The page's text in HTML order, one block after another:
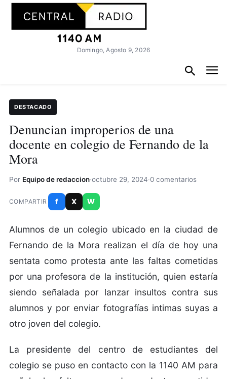
Domingo, Agosto 9, 2026
DESTACADO
Denuncian improperios de una
docente en colegio de Fernando de la
Mora
Por Equipo de redaccion·octubre 29, 2024·0 comentarios
COMPARTIR f X W
Alumnos de un colegio ubicado en la ciudad de
Fernando de la Mora realizan el día de hoy una
sentata como protesta ante las faltas cometidas
por una profesora de la institución, quien estaría
siendo señalada por lanzar insultos contra sus
alumnos y por enviar fotografías intimas suyas a
otro joven del colegio.
La presidente del centro de estudiantes del
colegio se puso en contacto con la 1140 AM para